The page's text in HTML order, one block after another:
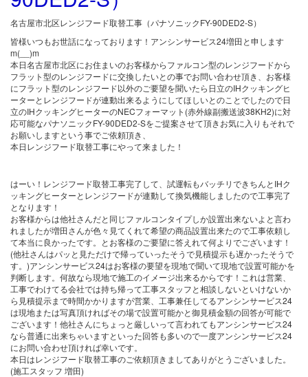
名古屋市北区レンジフード取替工事（パナソニックFY-90DED2-S）
皆様いつもお世話になっております！アンシンサービス24増田と申します
m(__)m
本日名古屋市北区にお住まいのお客様からファルコン型のレンジフードから
フラット型のレンジフードに交換したいとの事でお問い合わせ頂き、お客様
にフラット型のレンジフード以外のご要望を聞いたら日立のIHクッキングヒ
ーターとレンジフードが連動出来るようにしてほしいとのことでしたので日
立のIHクッキングヒーターのNECフォーマット(赤外線副搬送波38KH2)に対
応可能なパナソニックFY-90DED2-Sをご提案させて頂きお気に入りもそれで
お願いしますという事でご依頼頂き、
本日レンジフード取替工事にやって来ました！
はーい！レンジフード取替工事完了して、試運転もバッチリできちんとIHク
ッキングヒーターとレンジフードが連動して換気機能しましたので工事完了
となります！
お客様からは他社さんだと同じファルコンタイプしか設置出来ないよと言わ
れましたが増田さんが色々見てくれて希望の商品設置出来たので工事依頼し
て本当に良かったです。とお客様のご要望に答えれて何よりでございます！
(他社さんはパッと見ただけで帰っていったそうで見積提示も遅かったそうで
す。)アンシンサービス24はお客様の要望を現地で聞いて現地で設置可能かを
判断します。何故なら現地で施工のイメージ出来るからです！これは営業、
工事でわけてる会社では持ち帰って工事スタッフと相談しないといけないか
ら見積提示まで時間かかりますが営業、工事兼任してるアンシンサービス24
は現地または写真頂ければその場で設置可能かと御見積金額の回答が可能で
ございます！他社さんにちょっと厳しいって言われてもアンシンサービス24
なら普通に出来ちゃいますといった回答も多いので一度アンシンサービス24
にお問い合わせ頂ければ幸いです。
本日はレンジフード取替工事のご依頼頂きましてありがとうございました。
(施工スタッフ 増田)